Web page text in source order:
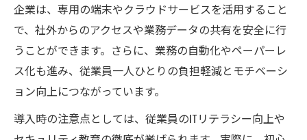
企業は、専用の端末やクラウドサービスを活用すること
で、社外からのアクセスや業務データの共有を安全に行
うことができます。さらに、業務の自動化やペーパーレ
ス化も進み、従業員一人ひとりの負担軽減とモチベーシ
ョン向上につながっています。
導入時の注意点としては、従業員のITリテラシー向上や